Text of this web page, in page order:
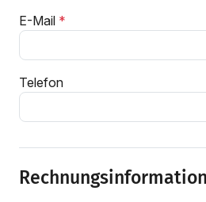
E-Mail
Telefon